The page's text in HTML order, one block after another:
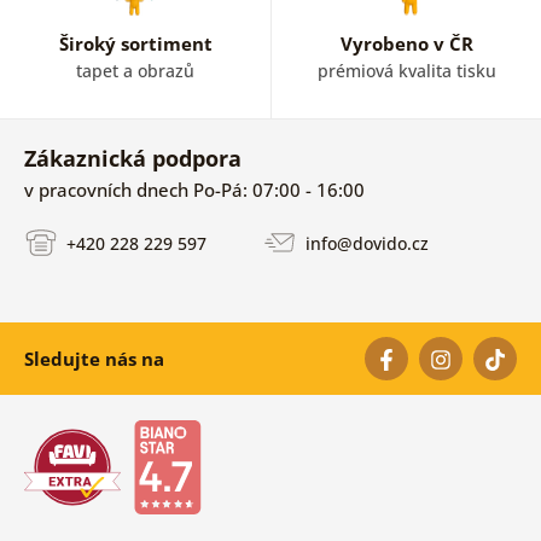
Široký sortiment
tapet a obrazů
Vyrobeno v ČR
prémiová kvalita tisku
Zákaznická podpora
v pracovních dnech Po-Pá: 07:00 - 16:00
+420 228 229 597 info@dovido.cz
Sledujte nás na